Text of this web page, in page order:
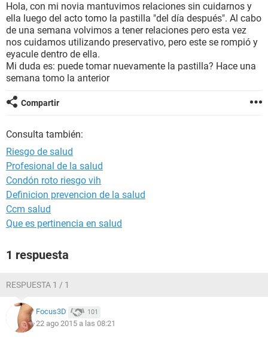
BIENESTAR
SEXUALIDAD
GLOSARIO
Hola, con mi novia mantuvimos relaciones sin cuidarnos y
ella luego del acto tomo la pastilla "del día después". Al cabo
de una semana volvimos a tener relaciones pero esta vez
nos cuidamos utilizando preservativo, pero este se rompió y
eyacule dentro de ella.
Mi duda es: puede tomar nuevamente la pastilla? Hace una
semana tomo la anterior
Compartir
Consulta también:
Riesgo de salud
Profesional de la salud
Condón roto riesgo vih
Definicion prevencion de la salud
Ccm salud
Que es pertinencia en salud
1 respuesta
RESPUESTA 1 / 1
Focus3D 101
22 ago 2015 a las 08:21